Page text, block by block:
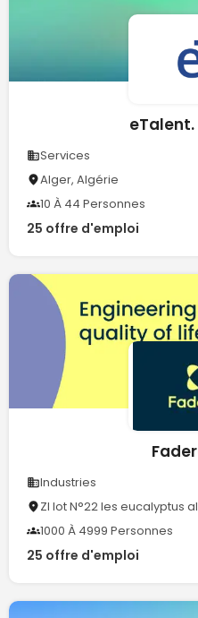
eTalent.
Services
Alger, Algérie
10 À 44 Personnes
25 offre d'emploi
Industries
ZI lot N°22 les eucalyptus
1000 À 4999 Personnes
25 offre d'emploi